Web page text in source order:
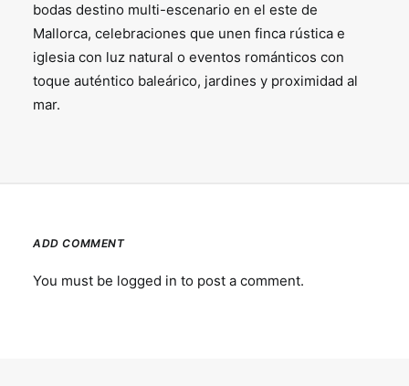
bodas destino multi-escenario en el este de
Mallorca, celebraciones que unen finca rústica e
iglesia con luz natural o eventos románticos con
toque auténtico baleárico, jardines y proximidad al
mar.
ADD COMMENT
You must be logged in to post a comment.